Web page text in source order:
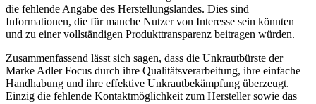
die fehlende Angabe des Herstellungslandes. Dies sind
Informationen, die für manche Nutzer von Interesse sein könnten
und zu einer vollständigen Produkttransparenz beitragen würden.
Zusammenfassend lässt sich sagen, dass die Unkrautbürste der
Marke Adler Focus durch ihre Qualitätsverarbeitung, ihre einfache
Handhabung und ihre effektive Unkrautbekämpfung überzeugt.
Einzig die fehlende Kontaktmöglichkeit zum Hersteller sowie das